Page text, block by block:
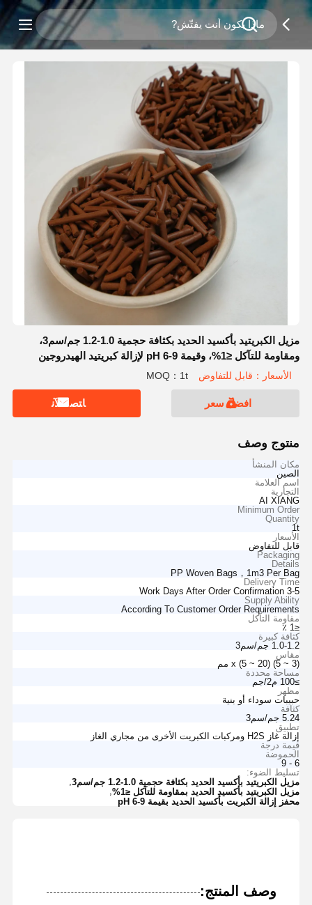
مزيل الكبريتيد بأكسيد الحديد بكثافة حجمية 1.0-1.2 جم/سم3،
ومقاومة للتآكل ≤1%، وقيمة pH 6-9 لإزالة كبريتيد الهيدروجين
بكفاءة
الأسعار：قابل للتفاوض MOQ：1t
افضل سعر ﺎﺘﺼﻟ ﺍﻶﻧ
منتوج وصف
مكان المنشأ
الصين
اسم العلامة
التجارية
AI XIANG
Minimum Order
Quantity
1t
الأسعار
قابل للتفاوض
Packaging
Details
PP Woven Bags，1m3 Per Bag
Delivery Time
3-5 Work Days After Order Confirmation
Supply Ability
According To Customer Order Requirements
مقاومة التآكل
≤1 ٪
كثافة كبيرة
1.0-1.2 جم/سم3
مقاس
(3 ~ 5) x (5 ~ 20) مم
مساحة محددة
≥100 م2/جم
مظهر
حبيبات سوداء أو بنية
كثافة
5.24 جم/سم3
تطبيق
إزالة غاز H2S ومركبات الكبريت الأخرى من مجاري الغاز
قيمة درجة
الحموضة
6 - 9
تسليط الضوء:
مزيل الكبريتيد بأكسيد الحديد بكثافة حجمية 1.0-1.2 جم/سم3
,
مزيل الكبريتيد بأكسيد الحديد بمقاومة للتآكل ≤1%
,
محفز إزالة الكبريت بأكسيد الحديد بقيمة pH 6-9
وصف المنتج: